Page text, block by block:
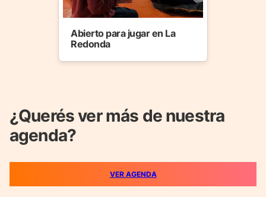
Abierto para jugar en La
Redonda
¿Querés ver más de nuestra
agenda?
VER AGENDA